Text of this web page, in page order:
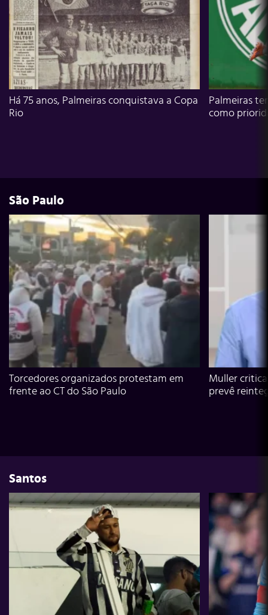
Há 75 anos, Palmeiras conquistava a Copa
Rio
Palmeiras
como
São Paulo
Torcedores organizados protestam em
frente ao CT do São Paulo
Muller
prevê
Santos